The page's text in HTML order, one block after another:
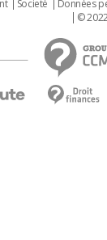
Societé Données
©